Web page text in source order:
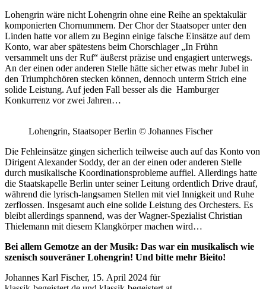
Lohengrin wäre nicht Lohengrin ohne eine Reihe an spektakulär
komponierten Chornummern. Der Chor der Staatsoper unter den
Linden hatte vor allem zu Beginn einige falsche Einsätze auf dem
Konto, war aber spätestens beim Chorschlager „In Frühn
versammelt uns der Ruf“ äußerst präzise und engagiert unterwegs.
An der einen oder anderen Stelle hätte sicher etwas mehr Jubel in
den Triumphchören stecken können, dennoch unterm Strich eine
solide Leistung. Auf jeden Fall besser als die Hamburger
Konkurrenz vor zwei Jahren…
Lohengrin, Staatsoper Berlin © Johannes Fischer
Die Fehleinsätze gingen sicherlich teilweise auch auf das Konto von
Dirigent Alexander Soddy, der an der einen oder anderen Stelle
durch musikalische Koordinationsprobleme auffiel. Allerdings hatte
die Staatskapelle Berlin unter seiner Leitung ordentlich Drive drauf,
während die lyrisch-langsamen Stellen mit viel Innigkeit und Ruhe
zerflossen. Insgesamt auch eine solide Leistung des Orchesters. Es
bleibt allerdings spannend, was der Wagner-Spezialist Christian
Thielemann mit diesem Klangkörper machen wird…
Bei allem Gemotze an der Musik: Das war ein musikalisch wie
szenisch souveräner Lohengrin! Und bitte mehr Bieito!
Johannes Karl Fischer, 15. April 2024 für